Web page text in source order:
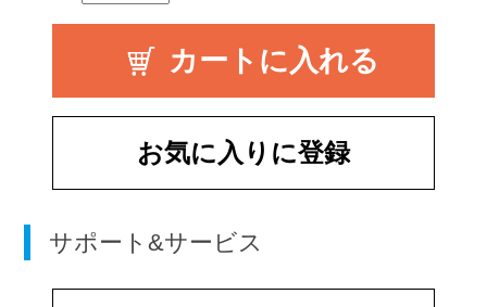
お気に入りに登録
サポート&サービス